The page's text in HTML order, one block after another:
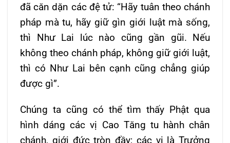
đã căn dặn các đệ tử: “Hãy tuân theo chánh
pháp mà tu, hãy giữ gìn giới luật mà sống,
thì Như Lai lúc nào cũng gần gũi. Nếu
không theo chánh pháp, không giữ giới luật,
thì có Như Lai bên cạnh cũng chẳng giúp
được gì”.
Chúng ta cũng có thể tìm thấy Phật qua
hình dáng các vị Cao Tăng tu hành chân
chánh, giới đức tròn đầy; các vị là Trưởng